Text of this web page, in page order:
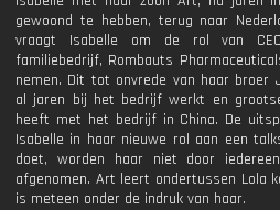
gewoond te hebben, terug naar
vraagt Isabelle om de rol van
familiebedrijf, Rombauts
nemen. Dit tot onvrede van haar broer
al jaren bij het bedrijf werkt en
heeft met het bedrijf in China. De
Isabelle in haar nieuwe rol aan een
doet, worden haar niet door
afgenomen. Art leert ondertussen Lola
is meteen onder de indruk van haar.